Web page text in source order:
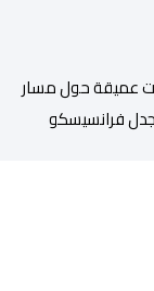
عميقة حول مسار
فرانسيسكو